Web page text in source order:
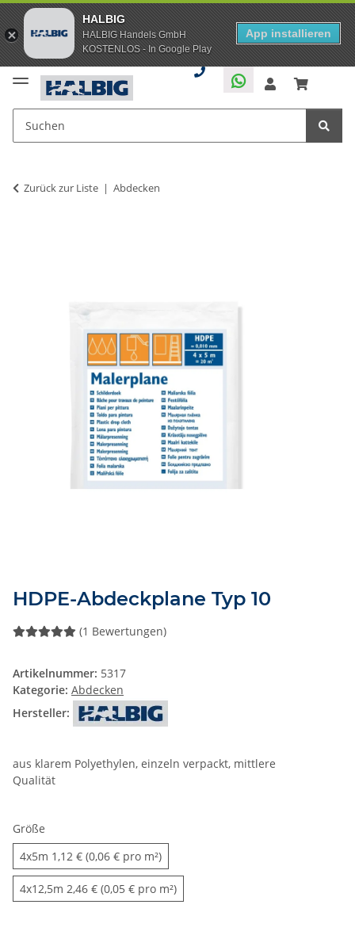
HALBIG
HALBIG Handels GmbH
KOSTENLOS - In Google Play
App installieren
Zurück zur Liste Abdecken
HDPE-Abdeckplane Typ 10
(1 Bewertungen)
Artikelnummer: 5317
Kategorie: Abdecken
Hersteller:
aus klarem Polyethylen, einzeln verpackt, mittlere
Qualität
Größe
4x5m 4x5m
1,12 € (0,06 € pro m²)
4x12,5m 4x12,5m
2,46 € (0,05 € pro m²)